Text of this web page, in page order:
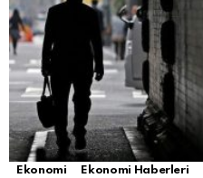
Ekonomi Ekonomi Haberleri